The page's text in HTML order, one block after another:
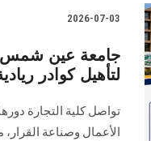
2026-07-03
جامعة عين شمس
لتأهيل كوادر
تواصل كلية التجارة
الأعمال وصناعة